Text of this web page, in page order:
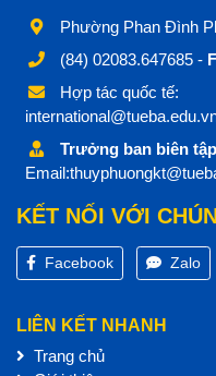
Phường Phan Đình
(84) 02083.647685 -
Hợp tác quốc tế:
Trưởng ban biên
KẾT NỐI VỚI
Facebook Zalo
LIÊN KẾT NHANH
Trang chủ